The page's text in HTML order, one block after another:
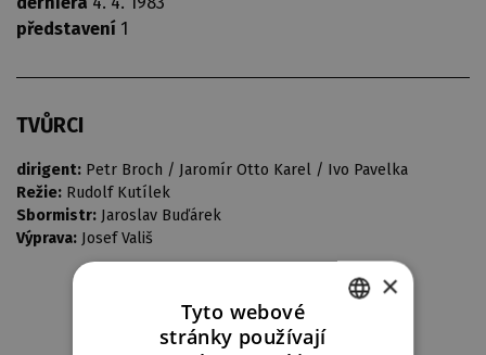
představení 1
TVŮRCI
dirigent: Petr Broch / Jaromír Otto Karel / Ivo Pavelka
Režie: Rudolf Kutílek
Sbormistr: Jaroslav Buďárek
Výprava: Josef Vališ
×
Tyto webové
stránky používají